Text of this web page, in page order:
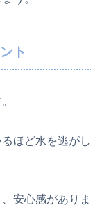
ト
ほど水を逃がし
安心感がありま